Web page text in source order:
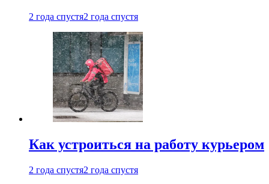
2 года спустя2 года спустя
Как устроиться на работу курьером
2 года спустя2 года спустя